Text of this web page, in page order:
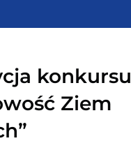
konkursu
Ziem